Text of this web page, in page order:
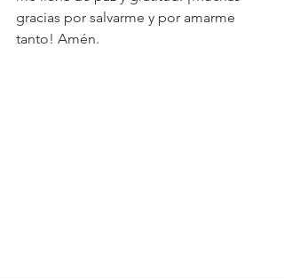
gracias por salvarme y por amarme
tanto! Amén.